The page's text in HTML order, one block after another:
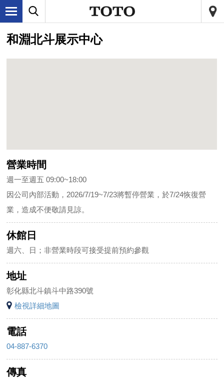
和淵北斗展示中心
營業時間
週一至週五 09:00~18:00
因公司內部活動，2026/7/19~7/23將暫停營業，於7/24恢復營
業，造成不便敬請見諒。
休館日
週六、日；非營業時段可接受提前預約參觀
地址
彰化縣北斗鎮斗中路390號
檢視詳細地圖
電話
04-887-6370
傳真